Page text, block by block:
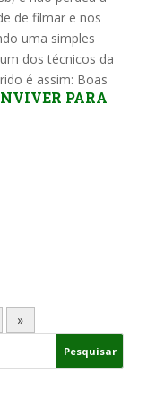
de filmar e nos
uma simples
dos técnicos da
é assim: Boas
PARA
»